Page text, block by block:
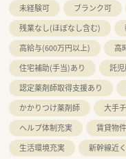
未経験可
ブランク可
残業なし(ほぼなし含む)
高給与(600万円以上)
高
住宅補助(手当)あり
託
認定薬剤師取得支援あり
かかりつけ薬剤師
大手
ヘルプ体制充実
賃貸物件
生活環境充実
新幹線近く